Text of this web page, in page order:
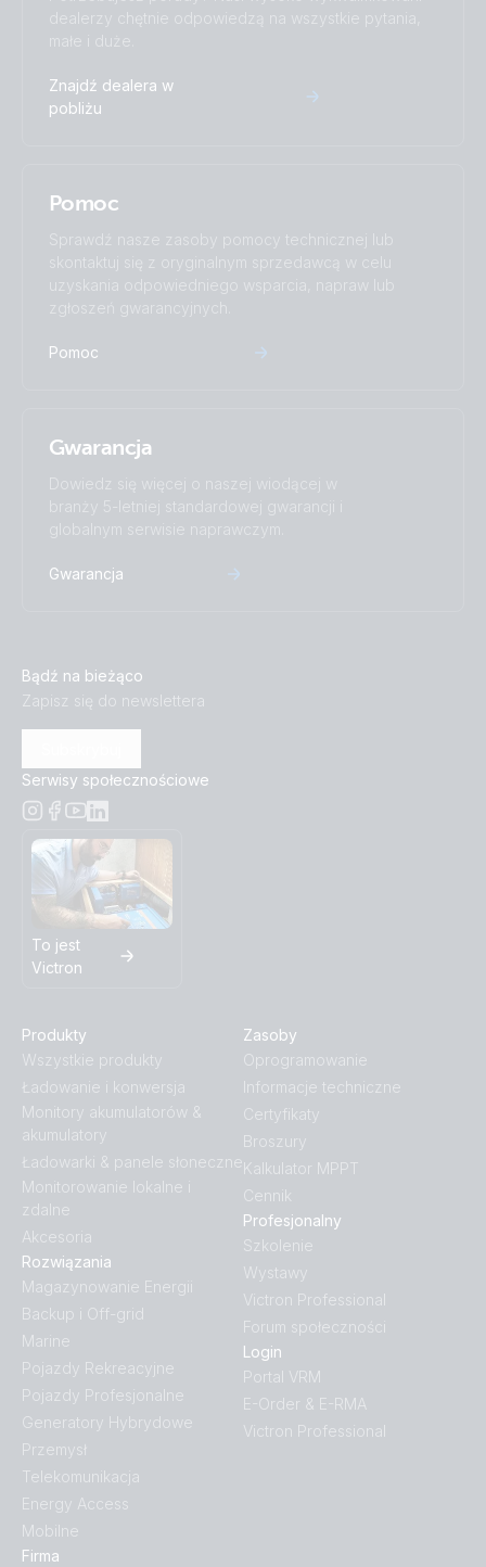
dealerzy chętnie odpowiedzą na wszystkie pytania,
małe i duże.
Znajdź dealera w
pobliżu
Pomoc
Sprawdź nasze zasoby pomocy technicznej lub
skontaktuj się z oryginalnym sprzedawcą w celu
uzyskania odpowiedniego wsparcia, napraw lub
zgłoszeń gwarancyjnych.
Pomoc
Gwarancja
Dowiedz się więcej o naszej wiodącej w
branży 5-letniej standardowej gwarancji i
globalnym serwisie naprawczym.
Gwarancja
Bądź na bieżąco
Zapisz się do newslettera
Serwisy społecznościowe
To jest
Victron
Produkty
Wszystkie produkty
Ładowanie i konwersja
Monitory akumulatorów &
akumulatory
Ładowarki & panele słoneczne
Monitorowanie lokalne i
zdalne
Akcesoria
Rozwiązania
Magazynowanie Energii
Backup i Off-grid
Marine
Pojazdy Rekreacyjne
Pojazdy Profesjonalne
Generatory Hybrydowe
Przemysł
Telekomunikacja
Energy Access
Mobilne
Firma
Zasoby
Oprogramowanie
Informacje techniczne
Certyfikaty
Broszury
Kalkulator MPPT
Cennik
Profesjonalny
Szkolenie
Wystawy
Victron Professional
Forum społeczności
Login
Portal VRM
E-Order & E-RMA
Victron Professional